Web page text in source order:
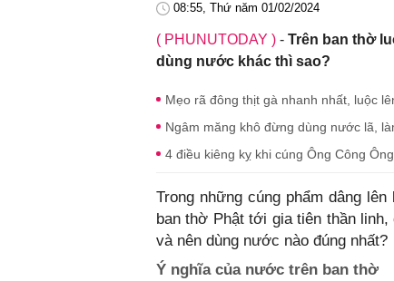
08:55, Thứ năm 01/02/2024
( PHUNUTODAY ) - Trên ban thờ
dùng nước khác thì sao?
Mẹo rã đông thịt gà nhanh nhất, luộc
Ngâm măng khô đừng dùng nước lã,
4 điều kiêng kỵ khi cúng Ông Công
Trong những cúng phẩm dâng
ban thờ Phật tới gia tiên thần
và nên dùng nước nào đúng nhất?
Ý nghĩa của nước trên ban thờ